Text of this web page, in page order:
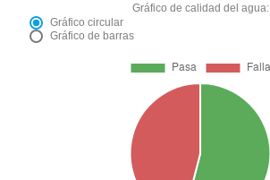
Gráfico de calidad del agua:
Gráfico circular
Gráfico de barras